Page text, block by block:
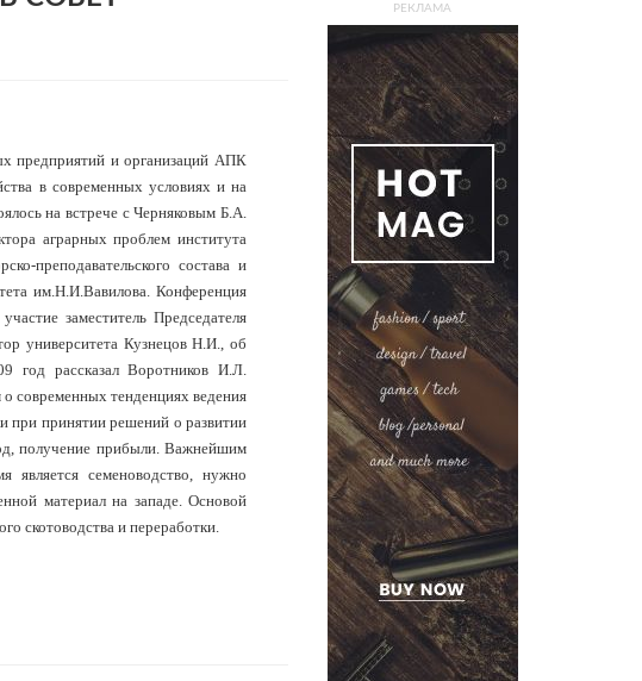
предприятий и организаций АПК
в современных условиях и на
на встрече с Черняковым Б.А.
аграрных проблем института
преподавательского состава и
им.Н.И.Вавилова. Конференция
заместитель Председателя
университета Кузнецов Н.И., об
год рассказал Воротников И.Л.
современных тенденциях ведения
при принятии решений о развитии
получение прибыли. Важнейшим
является семеноводство, нужно
материал на западе. Основой
скотоводства и переработки.
РЕКЛАМА